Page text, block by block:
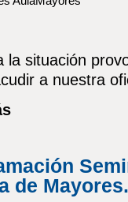
la situación
a nuestra
de